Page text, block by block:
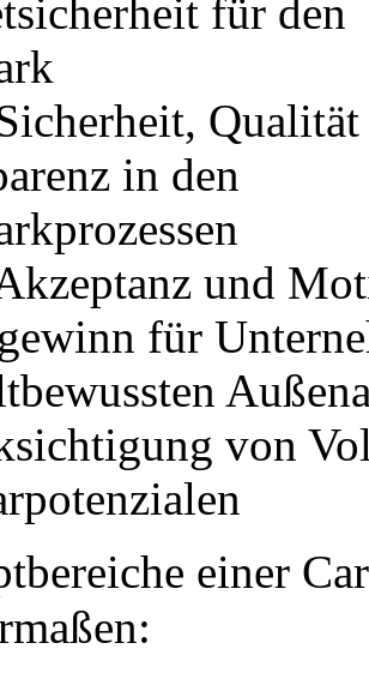
für den
in den
und
für
von
einer